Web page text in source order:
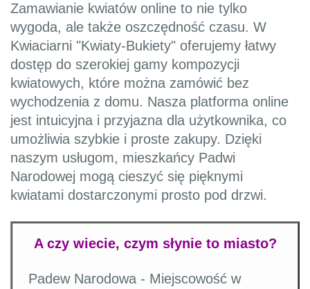
Zamawianie kwiatów online to nie tylko
wygoda, ale także oszczędność czasu. W
Kwiaciarni "Kwiaty-Bukiety" oferujemy łatwy
dostęp do szerokiej gamy kompozycji
kwiatowych, które można zamówić bez
wychodzenia z domu. Nasza platforma online
jest intuicyjna i przyjazna dla użytkownika, co
umożliwia szybkie i proste zakupy. Dzięki
naszym usługom, mieszkańcy Padwi
Narodowej mogą cieszyć się pięknymi
kwiatami dostarczonymi prosto pod drzwi.
A czy wiecie, czym słynie to miasto?
Padew Narodowa - Miejscowość w